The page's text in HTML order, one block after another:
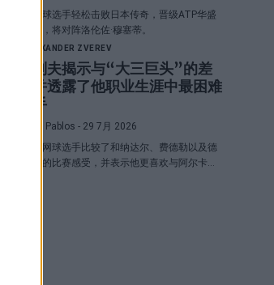
西班牙网球选手轻松击败日本传奇，晋级ATP华盛
顿赛八强，将对阵洛伦佐·穆塞蒂。
ALEXANDER ZVEREV
兹韦列夫揭示与“大三巨头”的差
距，并透露了他职业生涯中最困难
的对手
Pedro de Pablos - 29 7月 2026
这位德国网球选手比较了和纳达尔、费德勒以及德
约科维奇的比赛感受，并表示他更喜欢与阿尔卡拉